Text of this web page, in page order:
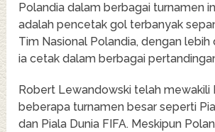
Polandia dalam berbagai turnamen
adalah pencetak gol terbanyak
Tim Nasional Polandia, dengan lebih
ia cetak dalam berbagai
Robert Lewandowski telah mewakili
beberapa turnamen besar seperti
dan Piala Dunia FIFA. Meskipun